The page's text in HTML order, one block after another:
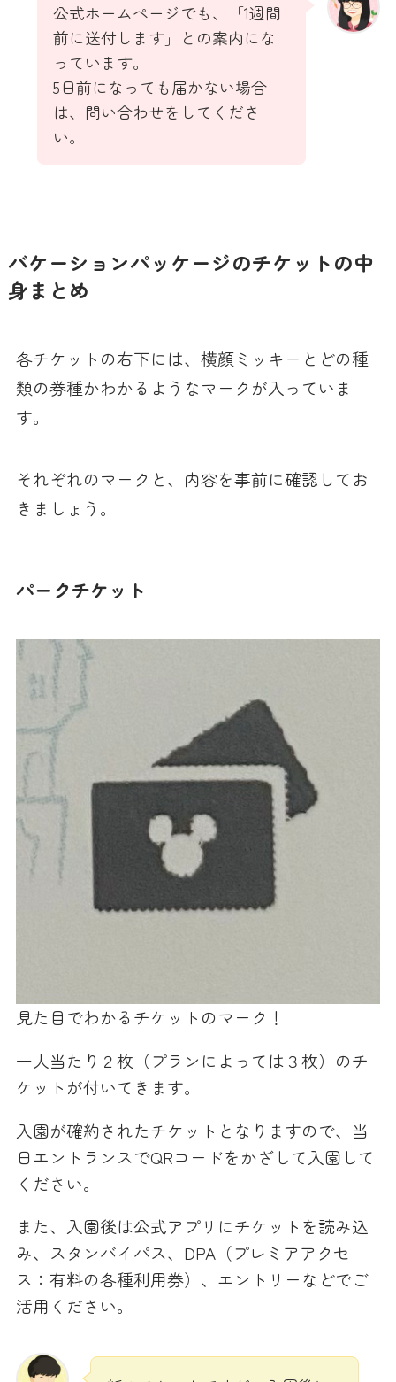
公式ホームページでも、「1週間
前に送付します」との案内にな
っています。
5日前になっても届かない場合
は、問い合わせをしてくださ
い。
バケーションパッケージのチケットの中
身まとめ
各チケットの右下には、横顔ミッキーとどの種
類の券種かわかるようなマークが入っていま
す。
それぞれのマークと、内容を事前に確認してお
きましょう。
パークチケット
見た目でわかるチケットのマーク！
一人当たり２枚（プランによっては３枚）のチ
ケットが付いてきます。
入園が確約されたチケットとなりますので、当
日エントランスでQRコードをかざして入園して
ください。
また、入園後は公式アプリにチケットを読み込
み、スタンバイパス、DPA（プレミアアクセ
ス：有料の各種利用券）、エントリーなどでご
活用ください。